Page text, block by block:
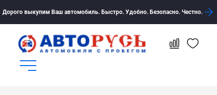
Дорого выкупим Ваш автомобиль. Быстро. Удобно. Безопасно. Честно.